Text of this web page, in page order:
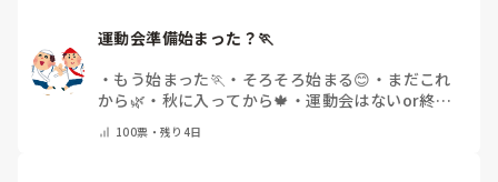
運動会準備始まった？🏃
・ もう始まった🏃 ・ そろそろ始まる😊 ・ まだこれ
から🌿 ・ 秋に入ってから🍁 ・運動会はないor終わ
100票・残り4日